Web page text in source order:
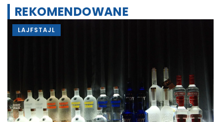
REKOMENDOWANE
LAJFSTAJL